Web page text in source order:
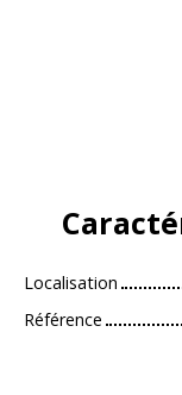
Localisation
Référence